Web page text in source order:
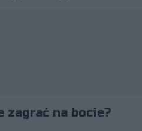
zagrać na bocie?